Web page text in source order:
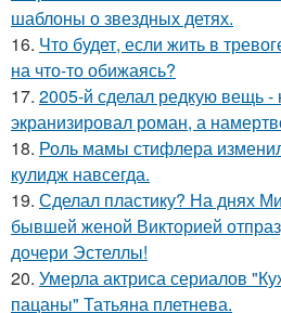
шаблоны о звездных детях.
16. Что будет, если жить в
на что-то обижаясь?
17. 2005-й сделал редкую вещь -
экранизировал роман, а
18. Роль мамы стифлера
кулидж навсегда.
19. Сделал пластику? На днях
бывшей женой Викторией
дочери Эстеллы!
20. Умерла актриса сериалов
пацаны" Татьяна плетнева.